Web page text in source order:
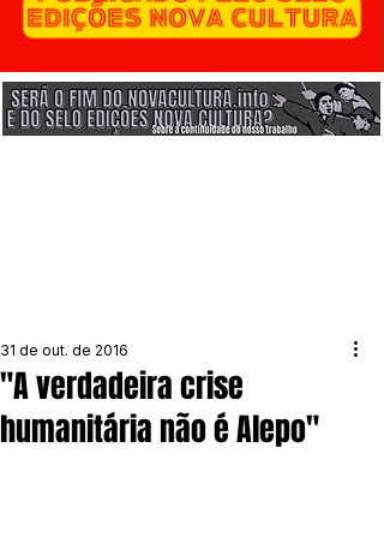
"A verdadeira crise
humanitária não é Alepo"
31 de out. de 2016